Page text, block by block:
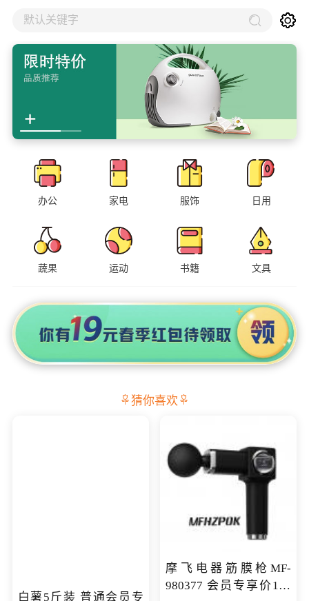
默认关键字
办公 家电 服饰 日用
蔬果 运动 书籍 文具
猜你喜欢
白薯5斤装 普通会员专
摩飞电器筋膜枪MF-
980377 会员专享价199